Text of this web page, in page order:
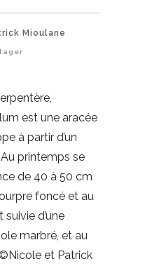
Mioulane
est une aracée
à partir d’un
printemps se
de 40 à 50 cm
foncé et au
d’une
marbré, et au
et Patrick